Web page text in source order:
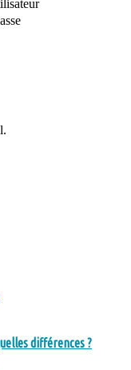
différences ?